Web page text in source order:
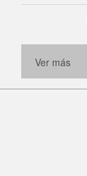
Ver más